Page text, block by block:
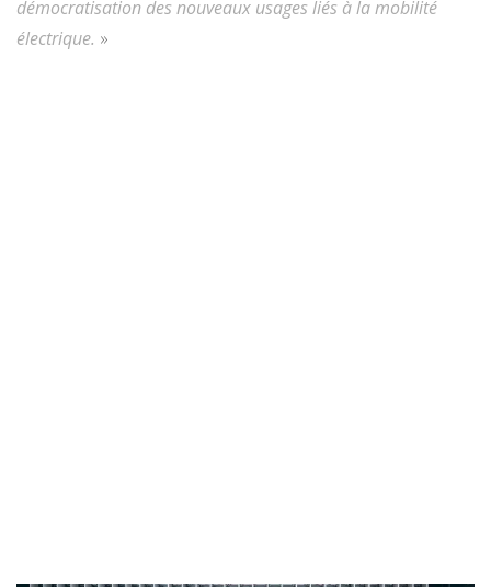
démocratisation des nouveaux usages liés à la mobilité
électrique. »